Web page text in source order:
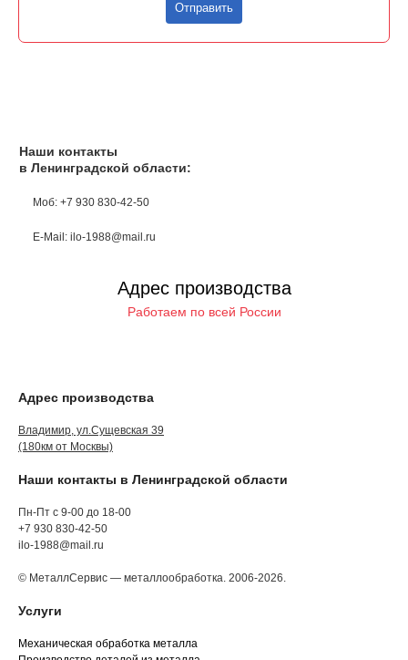
Отправить
Наши контакты
в Ленинградской области:
Моб: +7 930 830-42-50
E-Mail: ilo-1988@mail.ru
Адрес производства
Работаем по всей России
Адрес производства
Владимир, ул.Сущевская 39
(180км от Москвы)
Наши контакты в Ленинградской области
Пн-Пт с 9-00 до 18-00
+7 930 830-42-50
ilo-1988@mail.ru
© МеталлСервис — металлообработка. 2006-2026.
Услуги
Механическая обработка металла